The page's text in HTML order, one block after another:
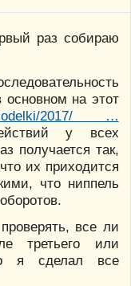
раз собираю
на этот
2017/ …
у всех
получается так,
их приходится
что ниппель
все ли
третьего или
я сделал все